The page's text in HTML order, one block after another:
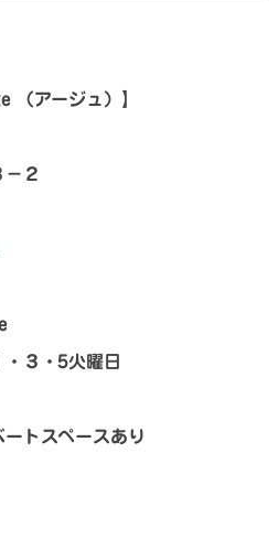
（アージュ） 】
２
３・5火曜日
トスペースあり